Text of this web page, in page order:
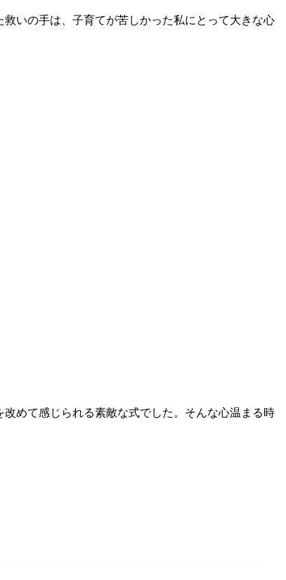
いの手は、子育てが苦しかった私にとって大きな心
めて感じられる素敵な式でした。そんな心温まる時